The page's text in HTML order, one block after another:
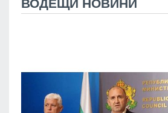
ВОДЕЩИ НОВИНИ